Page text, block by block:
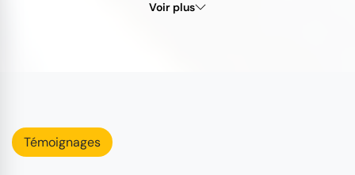
Voir plus
Témoignages